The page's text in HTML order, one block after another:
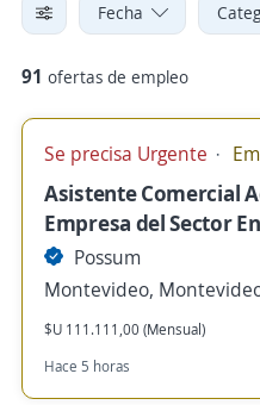
Fecha
91 ofertas de empleo
Se precisa Urgente
Asistente Comercial
Empresa del Sector
Possum
Montevideo,
$U 111.111,00 (Mensual)
Hace 5 horas